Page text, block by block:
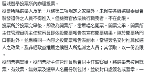
區域選舉投票所內辦理投票。
投票所除選舉人及第十八條第三項規定之家屬外，未佩帶各級選舉委員會
製發證件之人員不得進入。但檢察官依法執行職務者，不在此限。
投票所於投票完畢後，即改為開票所，當眾唱名開票。開票完畢，開票所
主任管理員與主任監察員即依投開票報告表宣布開票結果，除於開票所門
口張貼外，並應將同一內容之投開票報告表副本，當場簽名交付推薦候選
人之政黨，及非經政黨推薦之候選人所指派之人員；其領取，以一份為限
。
投開票完畢後，投開票所主任管理員應會同主任監察員，將選舉票按用餘
票、有效票、無效票及選舉人名冊分別包封，並於封口處簽名或蓋章，一